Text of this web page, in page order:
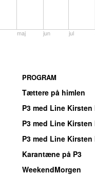
maj jun jul
PROGRAM
Tættere på himlen
P3 med Line
P3 med Line
P3 med Line
Karantæne på P3
WeekendMorgen